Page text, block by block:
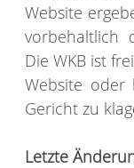
Website
vorbehaltlich
Die WKB ist
Website oder
Gericht zu
Letzte